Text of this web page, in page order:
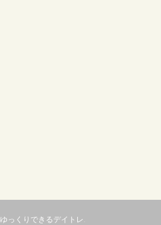
ゆっくりできるデイトレ.